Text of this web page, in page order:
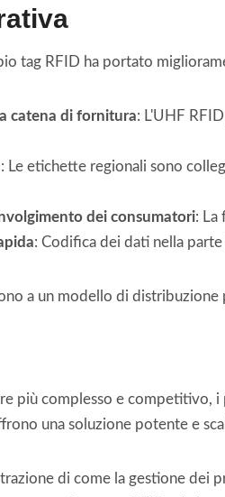
tag RFID ha portato
catena di fornitura: L'UHF
: Le etichette regionali sono
dei consumatori: La
: Codifica dei dati nella
a un modello di
più complesso e
una soluzione potente e
di come la gestione dei